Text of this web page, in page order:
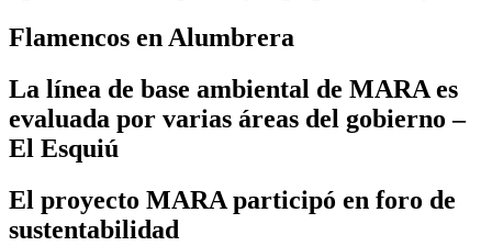
Flamencos en Alumbrera
La línea de base ambiental de MARA es
evaluada por varias áreas del gobierno –
El Esquiú
El proyecto MARA participó en foro de
sustentabilidad